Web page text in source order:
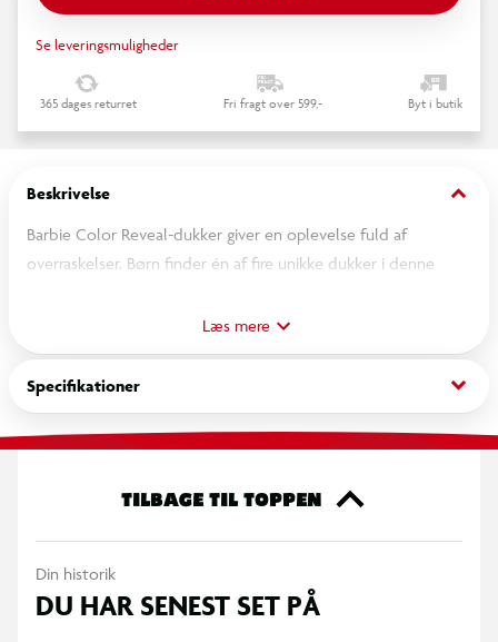
Se leveringsmuligheder
365 dages returret Fri fragt over 599,- Byt i butik
Beskrivelse keyboard_arrow_down
Barbie Color Reveal-dukker giver en oplevelse fuld af
overraskelser. Børn finder én af fire unikke dukker i denne
imponerende farveskiftende forvandling. Tøj og tilbehør
inkluderer en blød halefinne, en muslinge-inspireret hårbørste
samt tre charms, som børn kan bruge til at dekorere Barbie-
dukkens havfruehale. Brug emballagerøret til at opbevare
disse og andre dele. Børn kan samle dem alle og mixe og
lager haves. Dukkerne kan ikke stå selv. Farver og dekorationer
OBS! Varen er assorteret, og en bestemt variant kan ikke
garanteres.
Læs mere
Specifikationer keyboard_arrow_down
TILBAGE TIL TOPPEN
Din historik
DU HAR SENEST SET PÅ